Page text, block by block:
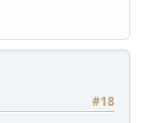
#18